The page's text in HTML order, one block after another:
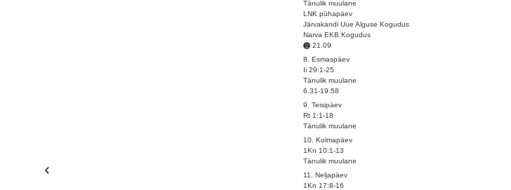
Tänulik muulane
LNK pühapäev
Järvakandi Uue Alguse Kogudus
Narva EKB Kogudus
21.09
8. Esmaspäev
Ii 29:1-25
Tänulik muulane
6.31-19.58
9. Teisipäev
Rt 1:1-18
Tänulik muulane
10. Kolmapäev
1Kn 10:1-13
Tänulik muulane
11. Neljapäev
1Kn 17:8-16